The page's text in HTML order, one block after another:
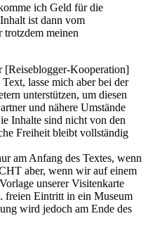
ich Geld für die
ist dann vom
trotzdem meinen
Kooperation]
lasse mich aber bei der
unterstützen, um diesen
und nähere Umstände
Inhalte sind nicht von den
Freiheit bleibt vollständig
am Anfang des Textes, wenn
aber, wenn wir auf einem
unserer Visitenkarte
freien Eintritt in ein Museum
wird jedoch am Ende des